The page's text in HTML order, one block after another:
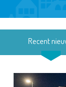
Recent